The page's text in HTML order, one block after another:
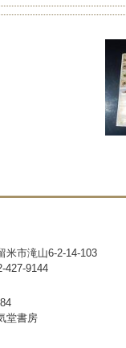
米市滝山6-2-14-103
427-9144
堂書房